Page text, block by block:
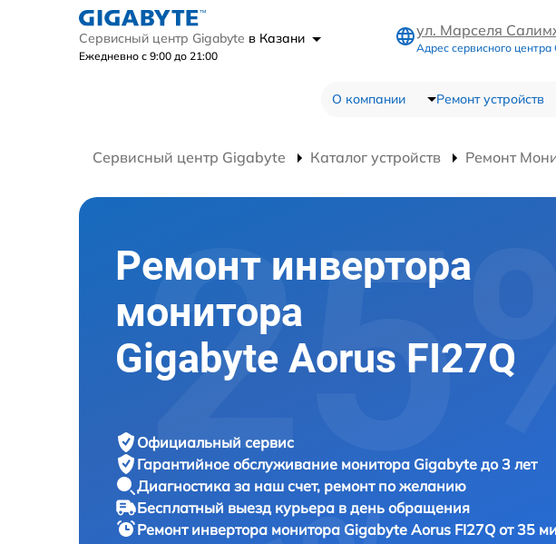
Сервисный центр Gigabyte в Казани
Ежедневно с 9:00 до 21:00
ул. Марселя
Адрес сервисного центра
О компании Ремонт устройств
Сервисный центр Gigabyte Каталог устройств Ремонт
Ремонт инвертора
монитора
Gigabyte Aorus FI27Q
Официальный сервис
Гарантийное обслуживание монитора Gigabyte до 3 лет
Диагностика за наш счет, ремонт по желанию
Бесплатный выезд курьера в день обращения
Ремонт инвертора монитора Gigabyte Aorus FI27Q от 35